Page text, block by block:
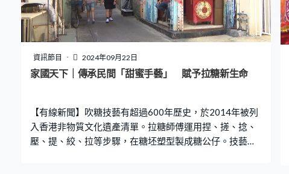
資訊節目 2024年09月22日
家國天下｜傳承民間「甜蜜手藝」 賦予拉糖新生命
【有線新聞】吹糖技藝有超過600年歷史，於2014年被列
入香港非物質文化遺產清單。拉糖師傅運用捏、搓、捻、
壓、提、絞、拉等步驟，在糖坯塑型製成糖公仔。技藝在